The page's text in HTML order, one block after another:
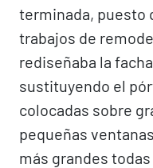
terminada, puesto
trabajos de
rediseñaba la
sustituyendo el
colocadas sobre
pequeñas
más grandes